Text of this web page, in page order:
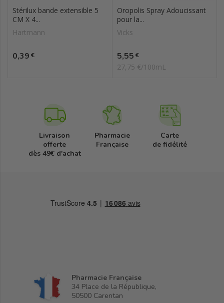
Stérilux bande extensible 5
CM X 4...
Hartmann
Prix
0,39 €
Oropolis Spray Adoucissant
pour la...
Vicks
Prix
5,55 €
27,75 €/100mL
Livraison
offerte
dès 49€ d'achat
Pharmacie
Française
Carte
de fidélité
Pharmacie Française
34 Place de la République,
50500 Carentan